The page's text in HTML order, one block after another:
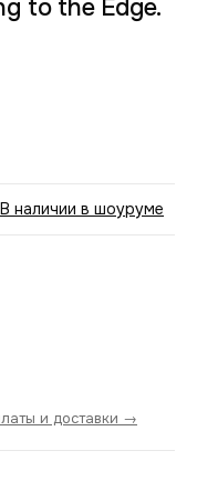
to the Edge.
В наличии в шоуруме
и доставки →